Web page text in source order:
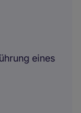
eines